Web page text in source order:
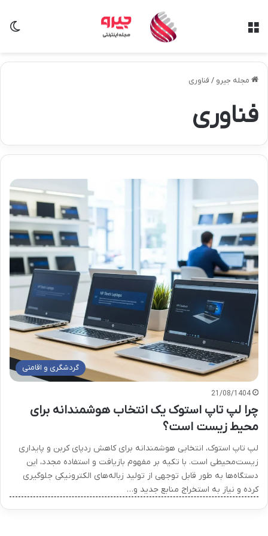
مجله جیرو / فناوری
فناوری
گردشگری و اقامتی
21/08/1404
چرا لپ تاپ استوک یک انتخاب هوشمندانه برای
محیط زیست است؟
لپ تاپ استوک، انتخابی هوشمندانه برای کاهش ردپای کربن و پایداری
زیست‌محیطی است. با تکیه بر مفهوم بازیافت و استفاده مجدد، این
دستگاه‌ها به طور قابل توجهی از تولید زباله‌های الکترونیکی جلوگیری
کرده و نیاز به استخراج منابع جدید و…